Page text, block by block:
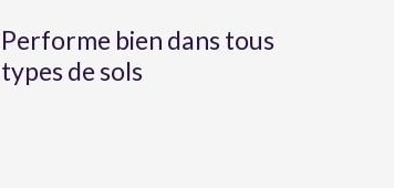
Performe bien dans tous
types de sols